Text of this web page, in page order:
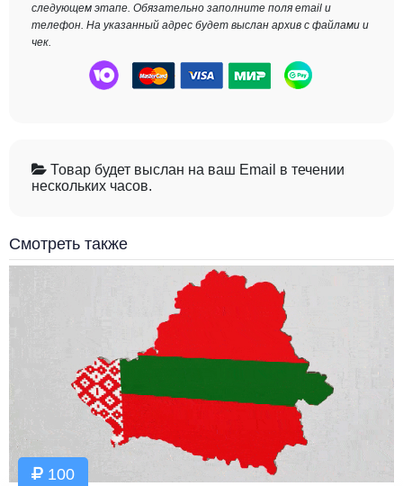
следующем этапе. Обязательно заполните поля email и
телефон. На указанный адрес будет выслан архив с файлами и
чек.
Товар будет выслан на ваш Email в течении
нескольких часов.
Смотреть также
100